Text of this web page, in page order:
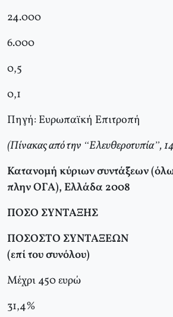
24.000
6.000
0,5
0,1
Πηγή: Ευρωπαϊκή Επιτροπή
(Πίνακας από την “Ελευθεροτυπία”,
Κατανομή κύριων συντάξεων
πλην ΟΓΑ), Ελλάδα 2008
ΠΟΣΟ ΣΥΝΤΑΞΗΣ
ΠΟΣΟΣΤΟ ΣΥΝΤΑΞΕΩΝ
(επί του συνόλου)
Μέχρι 450 ευρώ
31,4%